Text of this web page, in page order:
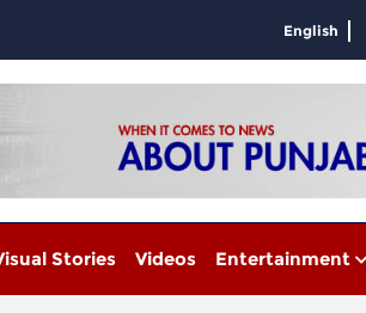
English
Stories Videos Entertainment